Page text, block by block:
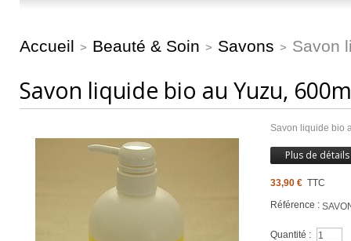
Accueil > Beauté & Soin > Savons > Savon
Savon liquide bio au Yuzu,
Savon liquide bio
Plus de détails
33,90 € TTC
Référence :
Quantité :